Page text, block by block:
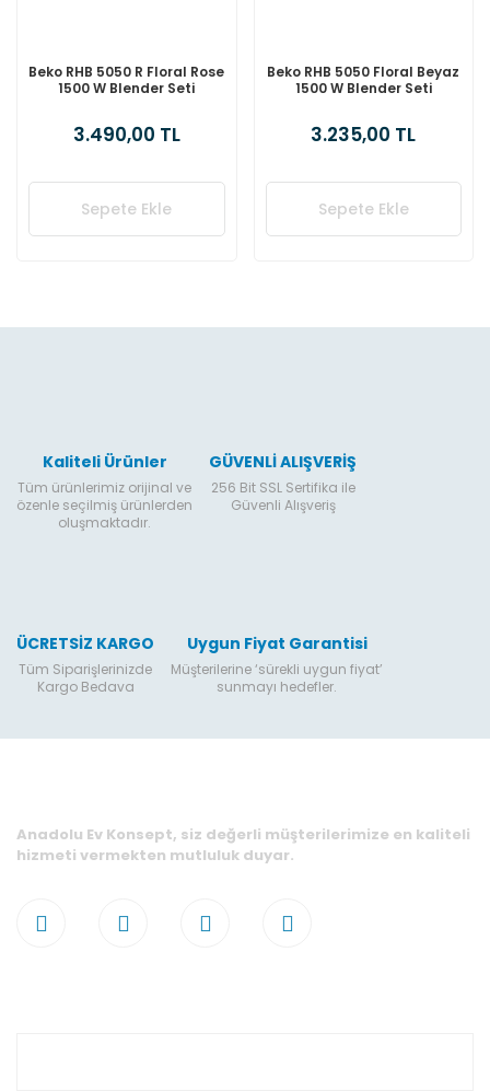
Beko RHB 5050 R Floral Rose
1500 W Blender Seti
3.490,00 TL
Sepete Ekle
Beko RHB 5050 Floral Beyaz
1500 W Blender Seti
3.235,00 TL
Sepete Ekle
Kaliteli Ürünler
Tüm ürünlerimiz orijinal ve
özenle seçilmiş ürünlerden
oluşmaktadır.
GÜVENLİ ALIŞVERİŞ
256 Bit SSL Sertifika ile
Güvenli Alışveriş
ÜCRETSİZ KARGO
Tüm Siparişlerinizde
Kargo Bedava
Uygun Fiyat Garantisi
Müşterilerine ‘sürekli uygun fiyat’
sunmayı hedefler.
Anadolu Ev Konsept, siz değerli müşterilerimize en kaliteli
hizmeti vermekten mutluluk duyar.